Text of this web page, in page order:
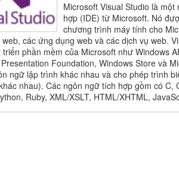
Microsoft Visual Studio là
hợp (IDE) từ Microsoft. Nó
chương trình máy tính cho
các ứng dụng web và các dịch vụ web.
phần mềm của Microsoft như Windows
Foundation, Windows Store và
ngữ lập trình khác nhau và cho phép trình
nhau). Các ngôn ngữ tích hợp gồm có C,
Ruby, XML/XSLT, HTML/XHTML,